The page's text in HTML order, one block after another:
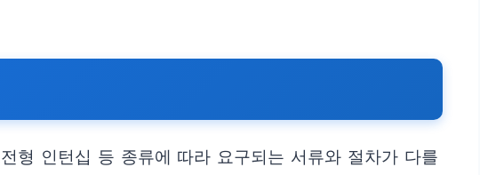
형 인턴십 등 종류에 따라 요구되는 서류와 절차가 다를